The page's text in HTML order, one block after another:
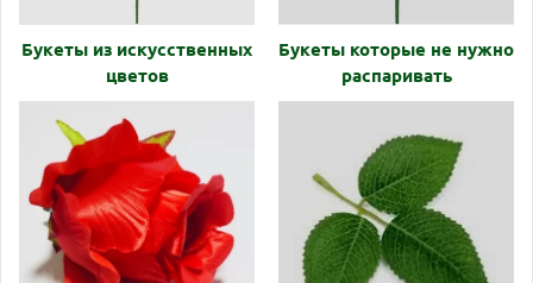
Букеты из искусственных
цветов
Букеты которые не нужно
распаривать